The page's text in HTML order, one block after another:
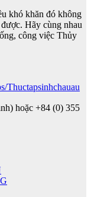
khó khăn đó không
Hãy cùng nhau
công việc Thủy
Thuctapsinhchauau
hoặc +84 (0) 355